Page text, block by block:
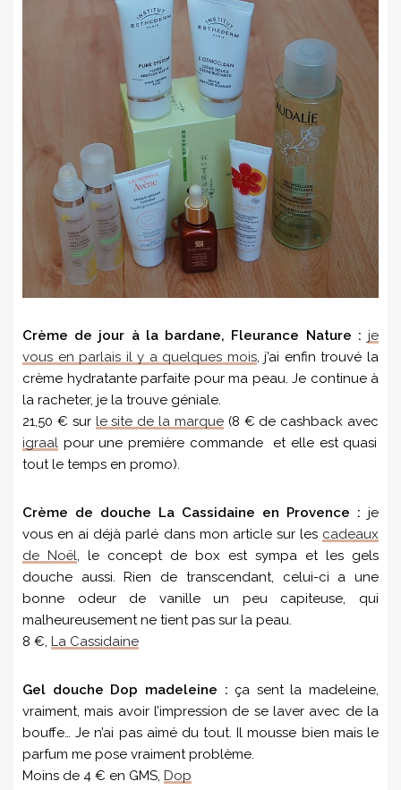
Crème de jour à la bardane, Fleurance Nature : je
vous en parlais il y a quelques mois, j’ai enfin trouvé la
crème hydratante parfaite pour ma peau. Je continue à
la racheter, je la trouve géniale.
21,50 € sur le site de la marque(8 € de cashback avec
igraal pour une première commande et elle est quasi
tout le temps en promo).
Crème de douche La Cassidaine en Provence : je
vous en ai déjà parlé dans mon article sur les cadeaux
de Noël, le concept de box est sympa et les gels
douche aussi. Rien de transcendant, celui-ci a une
bonne odeur de vanille un peu capiteuse, qui
malheureusement ne tient pas sur la peau.
8 €, La Cassidaine
Gel douche Dop madeleine : ça sent la madeleine,
vraiment, mais avoir l’impression de se laver avec de la
bouffe… Je n’ai pas aimé du tout. Il mousse bien mais le
parfum me pose vraiment problème.
Moins de 4 € en GMS, Dop